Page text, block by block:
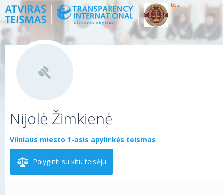
beta
Nijolė Žimkienė
Vilniaus miesto 1-asis apylinkės teismas
Palyginti su kitu teisėju